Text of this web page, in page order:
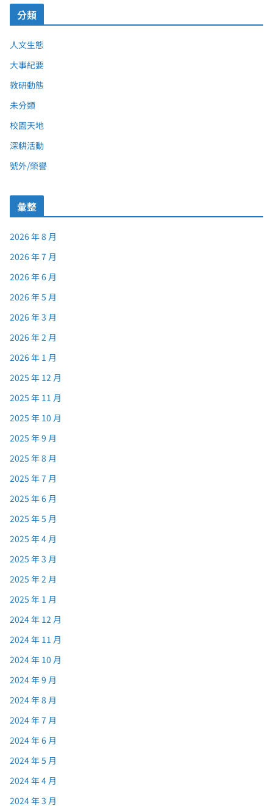
分類
人文生態
大事紀要
教研動態
未分類
校園天地
深耕活動
號外/榮譽
彙整
2026 年 8 月
2026 年 7 月
2026 年 6 月
2026 年 5 月
2026 年 3 月
2026 年 2 月
2026 年 1 月
2025 年 12 月
2025 年 11 月
2025 年 10 月
2025 年 9 月
2025 年 8 月
2025 年 7 月
2025 年 6 月
2025 年 5 月
2025 年 4 月
2025 年 3 月
2025 年 2 月
2025 年 1 月
2024 年 12 月
2024 年 11 月
2024 年 10 月
2024 年 9 月
2024 年 8 月
2024 年 7 月
2024 年 6 月
2024 年 5 月
2024 年 4 月
2024 年 3 月